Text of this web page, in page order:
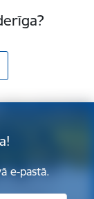
e-pastā.